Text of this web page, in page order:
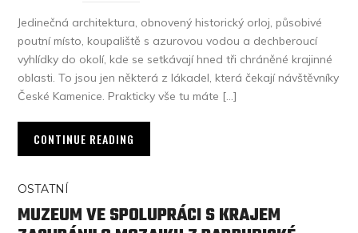
Jedinečná architektura, obnovený historický orloj, působivé
poutní místo, koupaliště s azurovou vodou a dechberoucí
vyhlídky do okolí, kde se setkávají hned tři chráněné krajinné
oblasti. To jsou jen některá z lákadel, která čekají návštěvníky
České Kamenice. Prakticky vše tu máte […]
CONTINUE READING
OSTATNÍ
MUZEUM VE SPOLUPRÁCI S KRAJEM